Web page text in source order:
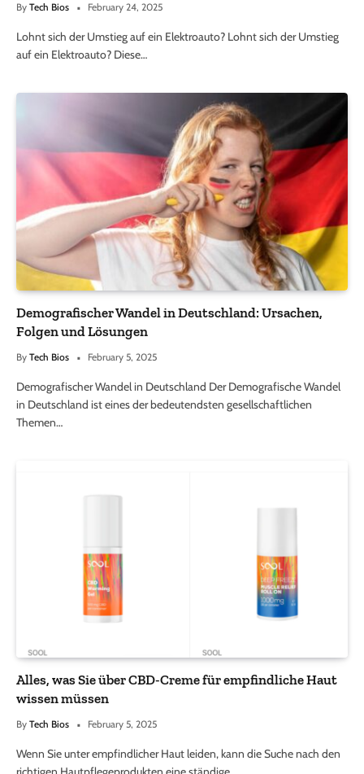
By Tech Bios February 24, 2025
Lohnt sich der Umstieg auf ein Elektroauto? Lohnt sich der Umstieg
auf ein Elektroauto? Diese…
Demografischer Wandel in Deutschland: Ursachen,
Folgen und Lösungen
By Tech Bios February 5, 2025
Demografischer Wandel in Deutschland Der Demografische Wandel
in Deutschland ist eines der bedeutendsten gesellschaftlichen
Themen…
Alles, was Sie über CBD-Creme für empfindliche Haut
wissen müssen
By Tech Bios February 5, 2025
Wenn Sie unter empfindlicher Haut leiden, kann die Suche nach den